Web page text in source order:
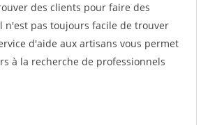
des clients pour faire des
n'est pas toujours facile de trouver
d'aide aux artisans vous permet
à la recherche de professionnels